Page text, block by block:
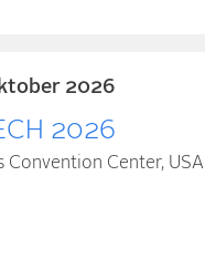
2026
2026
Convention Center, USA